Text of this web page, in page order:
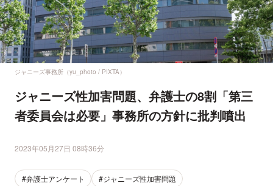
ジャニーズ事務所（yu_photo / PIXTA）
ジャニーズ性加害問題、弁護士の8割「第三
者委員会は必要」事務所の方針に批判噴出
2023年05月27日 08時36分
#弁護士アンケート #ジャニーズ性加害問題